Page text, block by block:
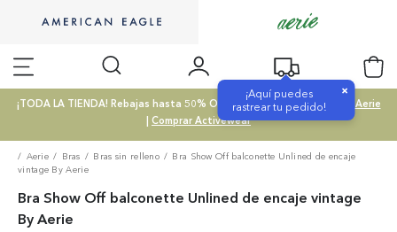
¡Aquí puedes
rastrear tu pedido!
×
¡TODA LA TIENDA! Rebajas hasta 50% OFF |Comprar SALE|Comprar Aerie
| Comprar Activewear
Aerie Bras Bras sin relleno
Bra Show Off balconette Unlined de encaje
vintage By Aerie
Bra Show Off balconette Unlined de encaje vintage
By Aerie